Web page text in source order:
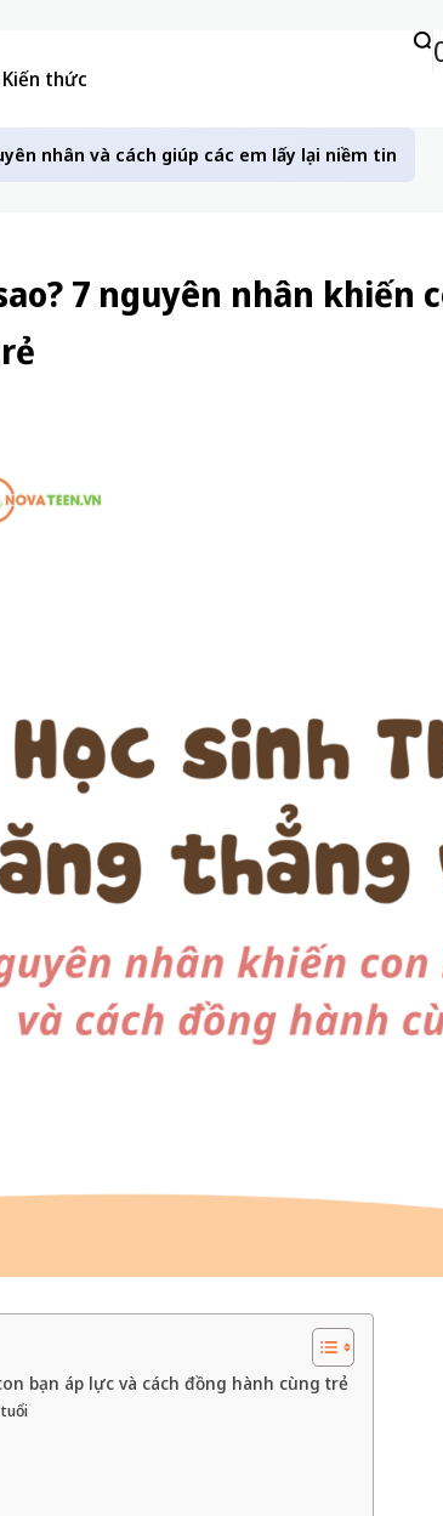
Kiến thức
nhân và cách giúp các em lấy lại niềm tin
7 nguyên nhân khiến
bạn áp lực và cách đồng hành cùng trẻ